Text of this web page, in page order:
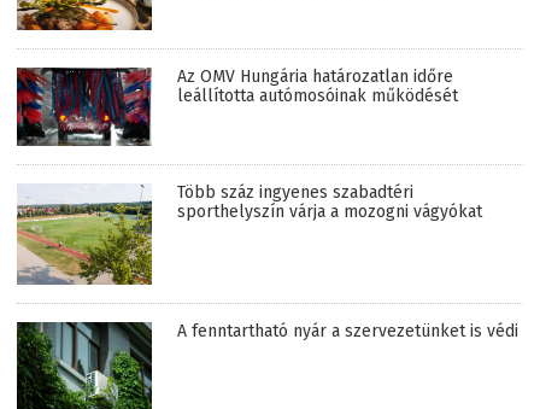
Az OMV Hungária határozatlan időre
leállította autómosóinak működését
Több száz ingyenes szabadtéri
sporthelyszín várja a mozogni vágyókat
A fenntartható nyár a szervezetünket is védi